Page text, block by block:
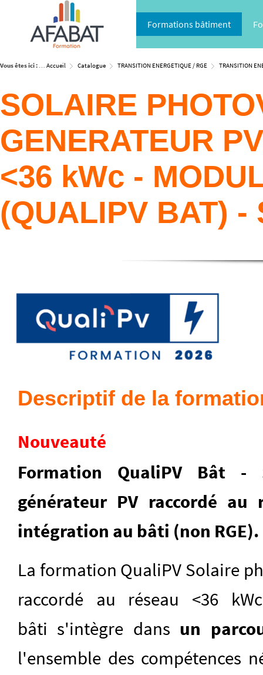
Formations bâtiment
Vous êtes ici : Accueil Catalogue TRANSITION ENERGETIQUE / RGE TRANSITION
SOLAIRE
GENERATEUR
<36 kWc -
(QUALIPV BAT) -
Descriptif de la
Nouveauté
Formation QualiPV Bât -
générateur PV raccordé au
intégration au bâti (non RGE).
La formation QualiPV Solaire
raccordé au réseau <36
bâti s'intègre dans un
l'ensemble des compétences